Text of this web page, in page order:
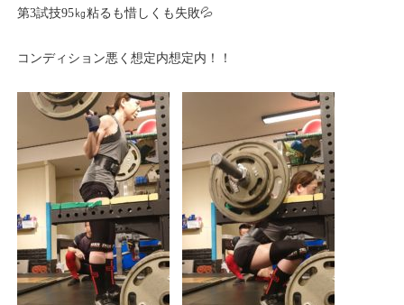
第3試技95㎏粘るも惜しくも失敗💦
コンディション悪く想定内想定内！！